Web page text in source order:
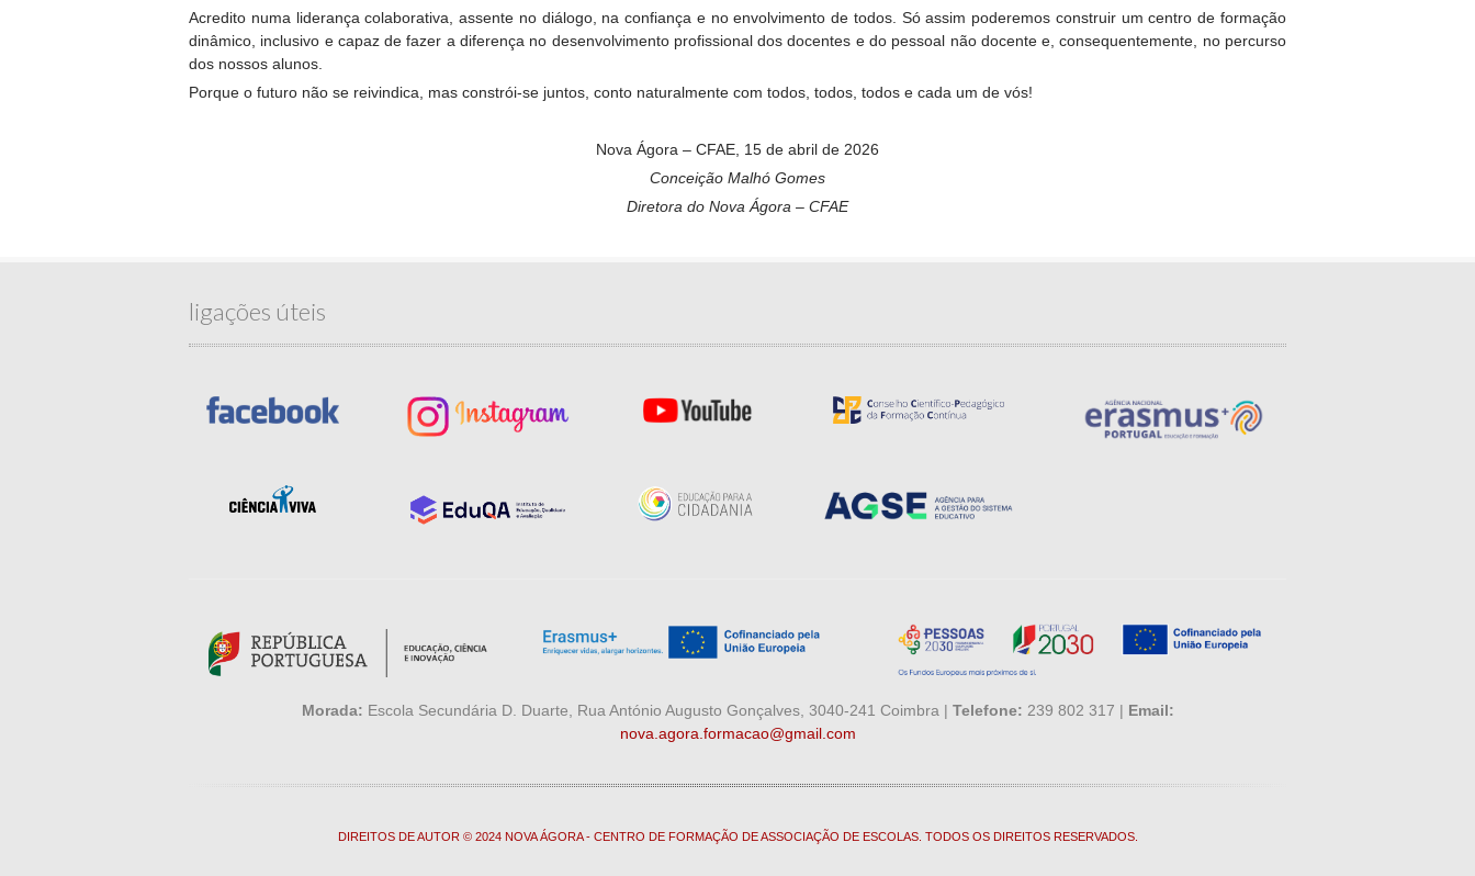
Acredito numa liderança colaborativa, assente no diálogo, na confiança e no envolvimento de todos. Só assim poderemos construir um centro de formação
dinâmico, inclusivo e capaz de fazer a diferença no desenvolvimento profissional dos docentes e do pessoal não docente e, consequentemente, no percurso
dos nossos alunos.
Porque o futuro não se reivindica, mas constrói-se juntos, conto naturalmente com todos, todos, todos e cada um de vós!
Nova Ágora – CFAE, 15 de abril de 2026
Conceição Malhó Gomes
Diretora do Nova Ágora – CFAE
ligações úteis
Morada: Escola Secundária D. Duarte, Rua António Augusto Gonçalves, 3040-241 Coimbra | Telefone: 239 802 317 | Email:
nova.agora.formacao@gmail.com
DIREITOS DE AUTOR © 2024 NOVA ÁGORA - CENTRO DE FORMAÇÃO DE ASSOCIAÇÃO DE ESCOLAS. TODOS OS DIREITOS RESERVADOS.